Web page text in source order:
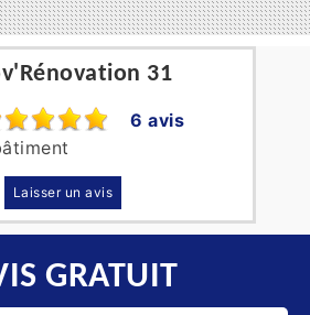
31
6 avis
Laisser un avis
GRATUIT